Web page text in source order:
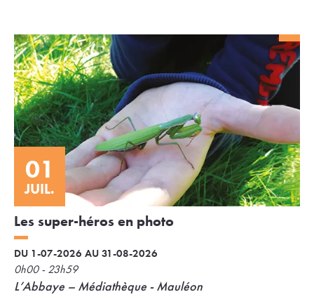
01
JUIL.
Les super-héros en photo
DU 1-07-2026 AU 31-08-2026
0h00 - 23h59
L’Abbaye – Médiathèque - Mauléon